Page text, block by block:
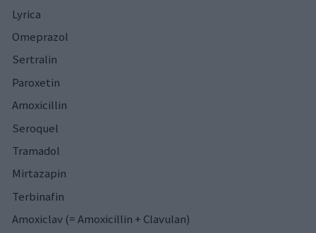
Lyrica
Omeprazol
Sertralin
Paroxetin
Amoxicillin
Seroquel
Tramadol
Mirtazapin
Terbinafin
Amoxiclav (= Amoxicillin + Clavulan)